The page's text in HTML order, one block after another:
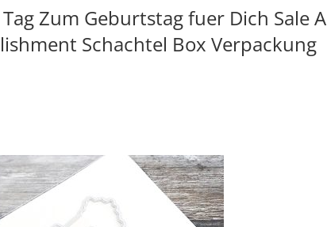
Zum Geburtstag fuer Dich Sale A
Schachtel Box Verpackung